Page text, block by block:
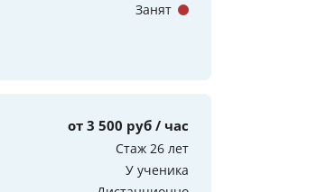
Занят
от 3 500 руб / час
Стаж 26 лет
У ученика